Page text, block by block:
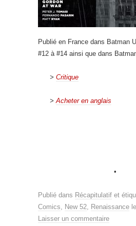
Publié en France dans Batman
#12 à #14 ainsi que dans
> Critique
>Acheter en anglais
•
Publié dans Récapitulatif et
Comics, New 52, Renaissance le
Laisser un commentaire